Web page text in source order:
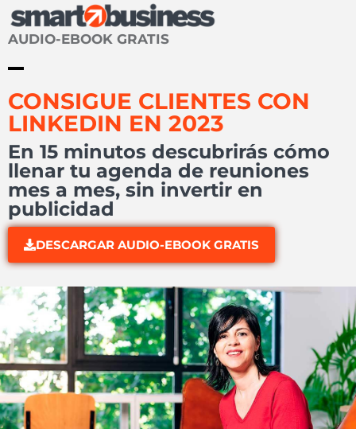
AUDIO-EBOOK GRATIS
CONSIGUE CLIENTES CON
LINKEDIN EN 2023
En 15 minutos descubrirás cómo
llenar tu agenda de reuniones
mes a mes, sin invertir en
publicidad
DESCARGAR AUDIO-EBOOK GRATIS